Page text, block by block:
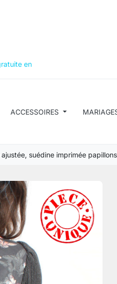
en
ACCESSOIRES
suédine imprimée